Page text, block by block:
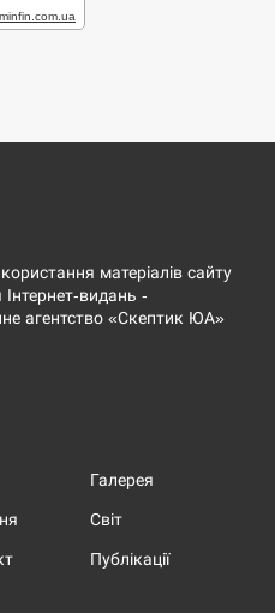
матеріалів сайту
видань -
агентство «Скептик ЮА»
Галерея
Світ
Публікації